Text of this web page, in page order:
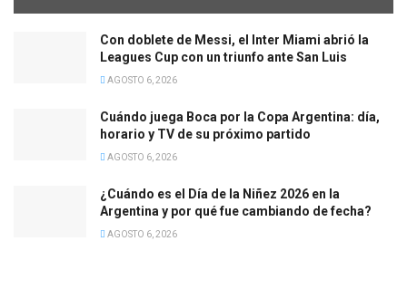
Con doblete de Messi, el Inter Miami abrió la
Leagues Cup con un triunfo ante San Luis
AGOSTO 6, 2026
Cuándo juega Boca por la Copa Argentina: día,
horario y TV de su próximo partido
AGOSTO 6, 2026
¿Cuándo es el Día de la Niñez 2026 en la
Argentina y por qué fue cambiando de fecha?
AGOSTO 6, 2026